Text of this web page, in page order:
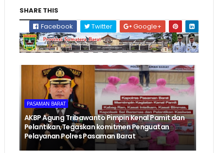
SHARE THIS
Facebook
Twitter Google+
PASAMAN BARAT
AKBP Agung Tribawanto Pimpin Kenal Pamit dan
Pelantikan,Tegaskan komitmen Penguatan
Pelayanan Polres Pasaman Barat